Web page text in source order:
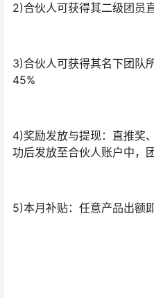
2)合伙人可获得其二级团员
3)合伙人可获得其名下团队
45%
4)奖励发放与提现：直推奖
功后发放至合伙人账户中，
5)本月补贴：任意产品出额